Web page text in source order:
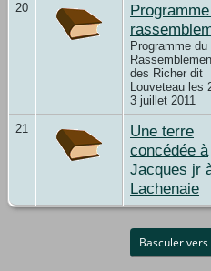
20
Programme du
des Richer dit
Louveteau les
3 juillet 2011
21
Une terre
concédée à
Jacques jr
Lachenaie
Basculer